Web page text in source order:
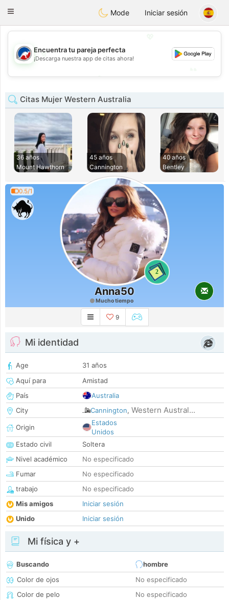
Australia Chat
Toggle
Mode Iniciar sesión
💖
💕
Encuentra tu pareja perfecta
¡Descarga nuestra app de citas ahora!
Citas Mujer Western Australia
36 años
Mount Hawthorn
45 años
Cannington
40 años
Bentley
0.5/1
2
Anna50
Mucho tiempo
9
Mi identidad
Age
31 años
Aquí para
Amistad
País
Australia
City
Cannington, Western Austral...
Origin
Estados
Unidos
Estado civil
Soltera
Nivel académico
No especificado
Fumar
No especificado
trabajo
No especificado
Mis amigos
Iniciar sesión
Unido
Iniciar sesión
Mi física y +
Buscando
hombre
Color de ojos
No especificado
Color de pelo
No especificado